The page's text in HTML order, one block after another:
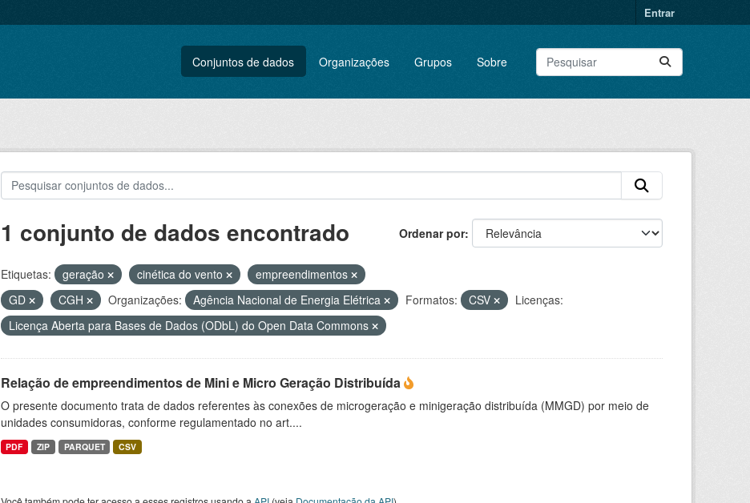
Entrar
Conjuntos de dados Organizações Grupos Sobre
Ordenar por
1 conjunto de dados encontrado
Etiquetas: geração cinética do vento
empreendimentos
GD
CGH Organizações: Agência Nacional de Energia Elétrica Formatos: CSV
Licenças:
Licença Aberta para Bases de Dados (ODbL) do Open Data Commons
Relação de empreendimentos de Mini e Micro Geração Distribuída
O presente documento trata de dados referentes às conexões de microgeração e minigeração distribuída (MMGD) por meio de
unidades consumidoras, conforme regulamentado no art....
PDF ZIP PARQUET CSV